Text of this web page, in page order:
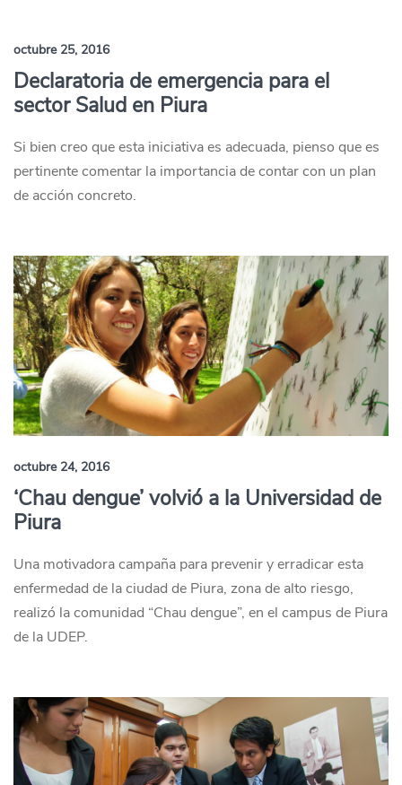
octubre 25, 2016
Declaratoria de emergencia para el
sector Salud en Piura
Si bien creo que esta iniciativa es adecuada, pienso que es
pertinente comentar la importancia de contar con un plan
de acción concreto.
octubre 24, 2016
‘Chau dengue’ volvió a la Universidad de
Piura
Una motivadora campaña para prevenir y erradicar esta
enfermedad de la ciudad de Piura, zona de alto riesgo,
realizó la comunidad “Chau dengue”, en el campus de Piura
de la UDEP.